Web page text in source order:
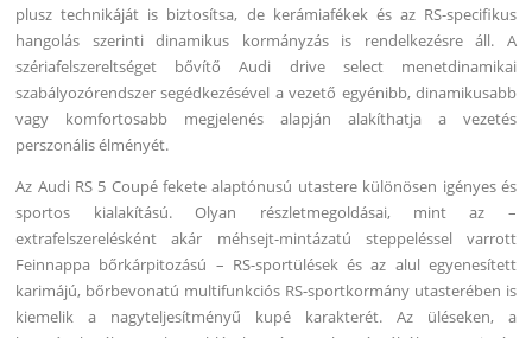
plusz technikáját is biztosítsa, de kerámiafékek és az RS-specifikus
hangolás szerinti dinamikus kormányzás is rendelkezésre áll. A
szériafelszereltséget bővítő Audi drive select menetdinamikai
szabályozórendszer segédkezésével a vezető egyénibb, dinamikusabb
vagy komfortosabb megjelenés alapján alakíthatja a vezetés
perszonális élményét.
Az Audi RS 5 Coupé fekete alaptónusú utastere különösen igényes és
sportos kialakítású. Olyan részletmegoldásai, mint az –
extrafelszerelésként akár méhsejt-mintázatú steppeléssel varrott
Feinnappa bőrkárpitozású – RS-sportülések és az alul egyenesített
karimájú, bőrbevonatú multifunkciós RS-sportkormány utasterében is
kiemelik a nagyteljesítményű kupé karakterét. Az üléseken, a